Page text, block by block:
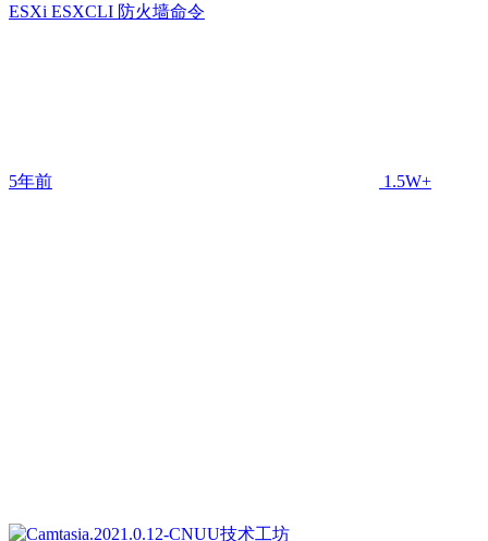
ESXi ESXCLI 防火墙命令
5年前 1.5W+